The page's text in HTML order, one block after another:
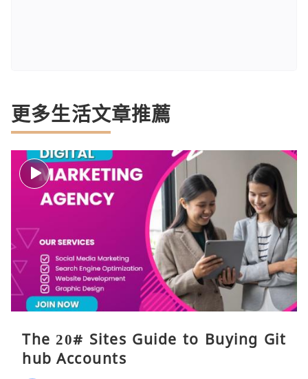
更多生活文章推薦
The 20# Sites Guide to Buying Git
hub Accounts